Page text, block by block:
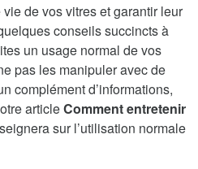
de vos vitres et garantir leur
conseils succincts à
un usage normal de vos
pas les manipuler avec de
complément d’informations,
articleComment entretenir
sur l’utilisation normale